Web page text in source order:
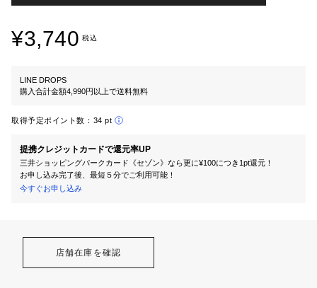
¥3,740 税込
LINE DROPS
購入合計金額4,990円以上で送料無料
取得予定ポイント数： 34 pt
提携クレジットカードで還元率UP
三井ショッピングパークカード《セゾン》なら更に¥100につき1pt還元！
お申し込み完了後、最短５分でご利用可能！
今すぐお申し込み
店舗在庫を確認